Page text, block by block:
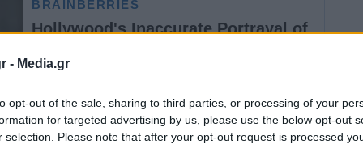
- Media.gr
opt-out of the sale, sharing to third parties, or processing of your
for targeted advertising by us, please use the below opt-out
selection. Please note that after your opt-out request is processed